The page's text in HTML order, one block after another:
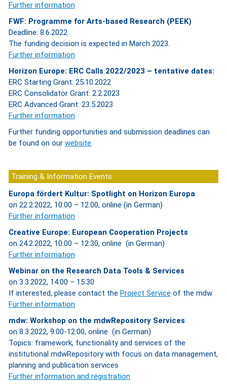
Further information
FWF: Programme for Arts-based Research (PEEK)
Deadline: 8.6.2022
The funding decision is expected in March 2023.
Further information
Horizon Europe: ERC Calls 2022/2023 – tentative dates:
ERC Starting Grant: 25.10.2022
ERC Consolidator Grant: 2.2.2023
ERC Advanced Grant: 23.5.2023
Further information
Further funding opportunities and submission deadlines can
be found on our website.
Training & Information Events
Europa fördert Kultur: Spotlight on Horizon Europa
on 22.2.2022, 10:00 – 12:00, online (in German)
Further information
Creative Europe: European Cooperation Projects
on 24.2.2022, 10:00 – 12:30, online (in German)
Further information
Webinar on the Research Data Tools & Services
on 3.3.2022, 14:00 – 15:30
If interested, please contact the Project Service of the mdw
Further information
mdw: Workshop on the mdwRepository Services
on 8.3.2022, 9:00-12:00, online (in German)
Topics: framework, functionality and services of the
institutional mdwRepository with focus on data management,
planning and publication services
Further information and registration